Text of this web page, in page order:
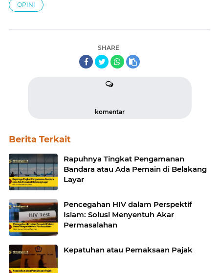
OPINI
SHARE
komentar
Berita Terkait
Rapuhnya Tingkat Pengamanan
Bandara atau Ada Pemain di Belakang
Layar
Pencegahan HIV dalam Perspektif
Islam: Solusi Menyentuh Akar
Permasalahan
Kepatuhan atau Pemaksaan Pajak